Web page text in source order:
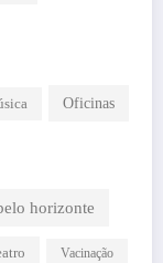
Oficinas
horizonte
Vacinação